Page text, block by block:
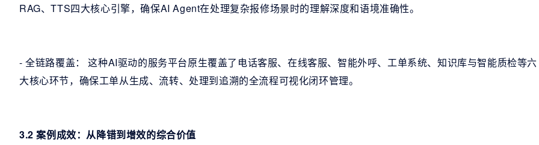
RAG、TTS四大核心引擎，确保AI Agent在处理复杂报修场景时的理解深度和语境准确性。
- 全链路覆盖： 这种AI驱动的服务平台原生覆盖了电话客服、在线客服、智能外呼、工单系统、知识库与智能质检等六
大核心环节，确保工单从生成、流转、处理到追溯的全流程可视化闭环管理。
3.2 案例成效：从降错到增效的综合价值